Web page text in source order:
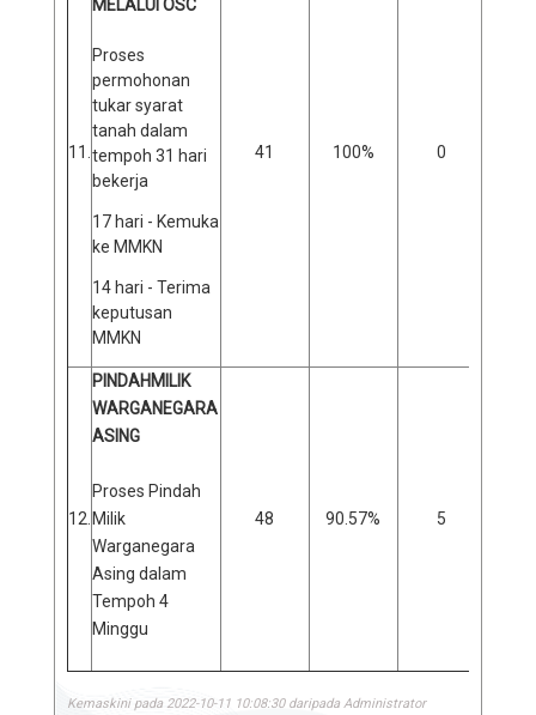
11.
MELALUI OSC
Proses
permohonan
tukar syarat
tanah dalam
tempoh 31 hari
bekerja
17 hari - Kemuka
ke MMKN
14 hari - Terima
keputusan
MMKN
41 100% 0
12.
PINDAHMILIK
WARGANEGARA
ASING
Proses Pindah
Milik
Warganegara
Asing dalam
Tempoh 4
Minggu
48 90.57% 5
Kemaskini pada 2022-10-11 10:08:30 daripada Administrator